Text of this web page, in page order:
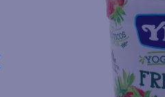
6.
.
pampers